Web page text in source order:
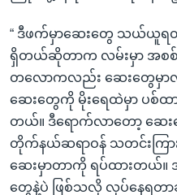
“ ဒီဖက်မှာဆေးတွေ သယ်ယူရ
ရှိတယ်ဆိုတာက လမ်းမှာ အစစ်
တလောကလည်း ဆေးတွေမှာလို
ဆေးတွေကို မိုးရေထဲမှာ ပစ်ထ
တယ်။ ဒီရောက်လာတော့ ဆေး
တိုက်နယ်ဆရာဝန် သတင်းကြာ
ဆေးမှာတာကို ရပ်ထားတယ်။
တွေနဲ့ပဲ ဖြစ်သလို လုပ်နေရတာ